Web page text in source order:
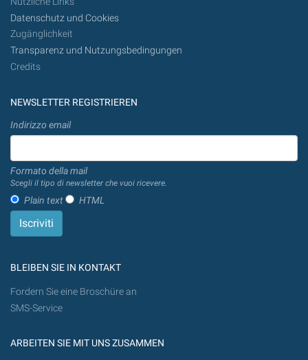
Datenschutz und Cookies
Zugänglichkeit
Transparenz und Nutzungsbedingungen
Credits
NEWSLETTER REGISTRIEREN
Indirizzo email
Formato della mail
Scegli il tipo di newsletter che vuoi ricevere.
Plain text HTML
BLEIBEN SIE IN KONTAKT
Fordern Sie eine Broschüre an
SMS-Service
ARBEITEN SIE MIT UNS ZUSAMMEN